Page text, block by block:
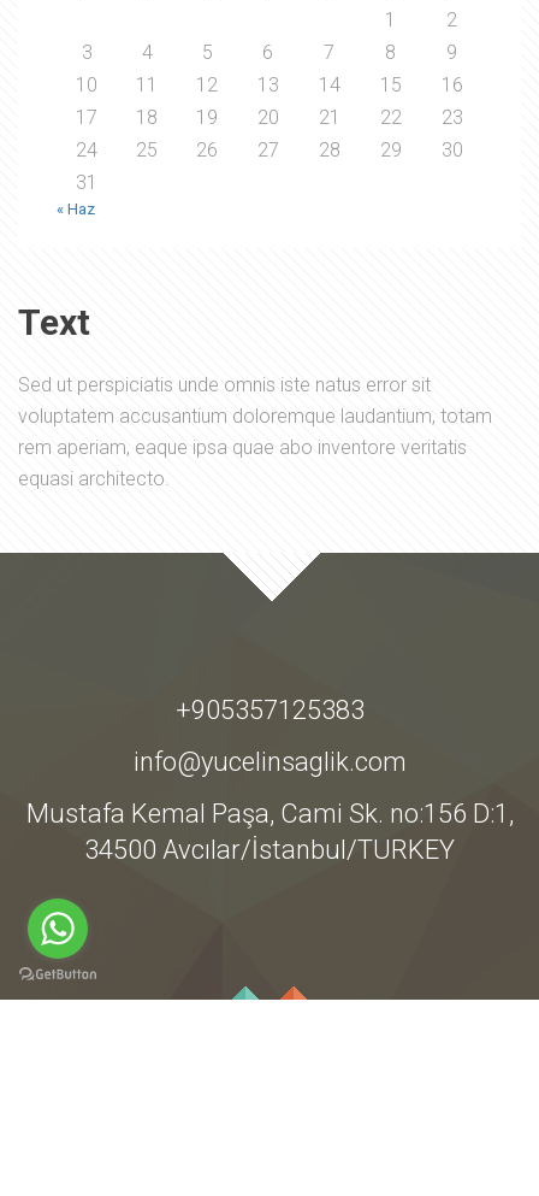
1
2
3
4 5 6 7 8
9
10
11 12 13 14 15
16
17
18 19 20 21 22
23
24
25 26 27 28 29
30
31
« Haz
Text
Sed ut perspiciatis unde omnis iste natus error sit
voluptatem accusantium doloremque laudantium, totam
rem aperiam, eaque ipsa quae abo inventore veritatis
equasi architecto.
+905357125383
info@yucelinsaglik.com
Mustafa Kemal Paşa, Cami Sk. no:156 D:1,
34500 Avcılar/İstanbul/TURKEY